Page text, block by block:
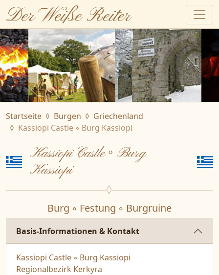
Der Weiße Reiter
Startseite Burgen
Griechenland
Kassiopi Castle ◦ Burg Kassiopi
Kassiopi Castle ◦ Burg
Kassiopi
Burg ◦ Festung ◦ Burgruine
Basis-Informationen & Kontakt
Kassiopi Castle ◦ Burg Kassiopi
Regionalbezirk Kerkyra